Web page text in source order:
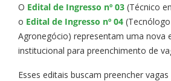
O Edital de Ingresso nº 03 (Técnico
o Edital de Ingresso nº 04
Agronegócio) representam uma nova
institucional para preenchimento de
Esses editais buscam preencher